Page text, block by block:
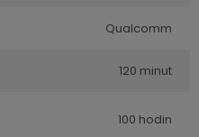
Qualcomm
120 minut
100 hodin